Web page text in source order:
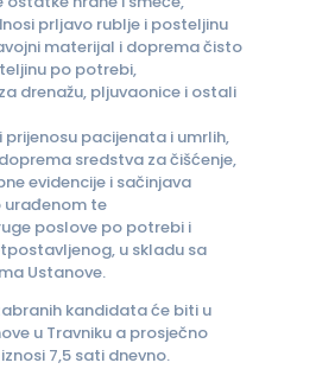
prljavo rublje i posteljinu
materijal i doprema čisto
po potrebi,
drenažu, pljuvaonice i ostali
prijenosu pacijenata i umrlih,
sredstva za čišćenje,
evidencije i sačinjava
urađenom te
poslove po potrebi i
u skladu sa
Ustanove.
kandidata će biti u
u Travniku a prosječno
7,5 sati dnevno.